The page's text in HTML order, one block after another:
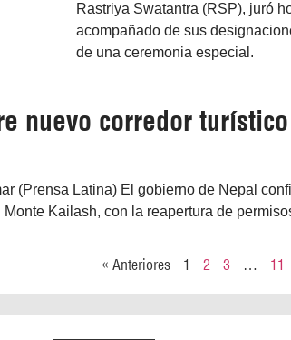
Rastriya Swatantra (RSP), juró
acompañado de sus
de una ceremonia especial.
nuevo corredor
(Prensa Latina) El gobierno de Nepal
Kailash, con la reapertura de
« Anteriores 1 2 3 … 11